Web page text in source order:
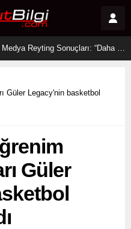
2 Ağustos 2026 Sosyal Medya Reyting Sonuçları: “Daha 17” Ekranlara Ambargo Koydu!
Güler Legacy'nin basketbol
Güler